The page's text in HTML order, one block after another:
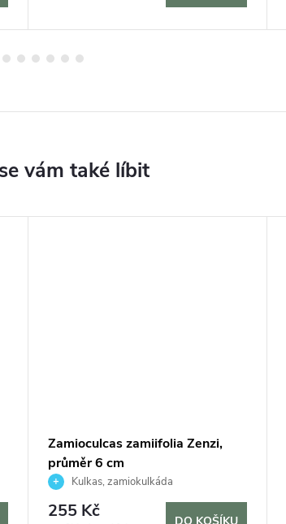
Zamioculcas zamiifolia Zenzi,
průměr 6 cm
Kulkas, zamiokulkáda
255 Kč DO KOŠÍKU